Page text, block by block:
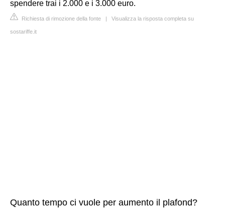
spendere trai i 2.000 e i 3.000 euro.
Richiesta di rimozione della fonte | Visualizza la risposta completa su
sostariffe.it
Quanto tempo ci vuole per aumento il plafond?